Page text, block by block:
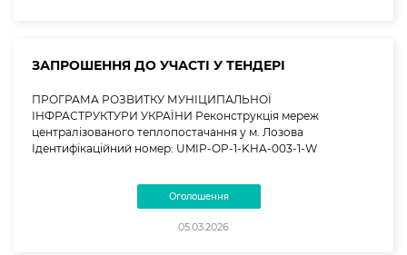
ЗАПРОШЕННЯ ДО УЧАСТІ У ТЕНДЕРІ
ПРОГРАМА РОЗВИТКУ МУНІЦИПАЛЬНОЇ
ІНФРАСТРУКТУРИ УКРАЇНИ Реконструкція мереж
централізованого теплопостачання у м. Лозова
Ідентифікаційний номер: UMIP-OP-1-KHA-003-1-W
Оголошення
05.03.2026